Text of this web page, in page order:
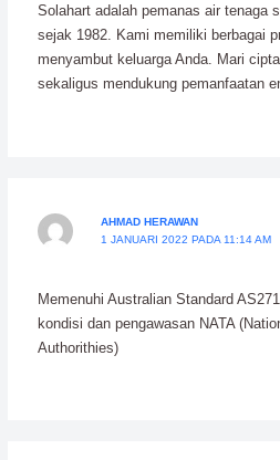
Solahart adalah pemanas air tenaga
sejak 1982. Kami memiliki berbagai
menyambut keluarga Anda. Mari
sekaligus mendukung pemanfaatan
AHMAD HERAWAN
1 JANUARI 2022 PADA 11:14 AM
Memenuhi Australian Standard
kondisi dan pengawasan NATA
Authorithies)